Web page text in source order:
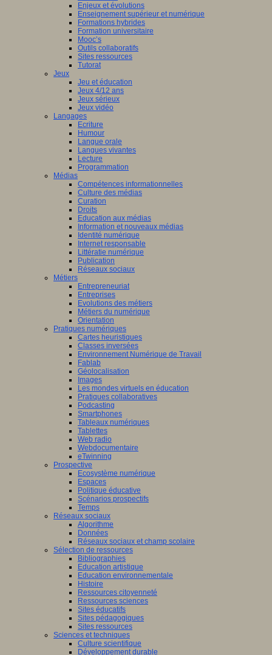
Enjeux et évolutions
Enseignement supérieur et numérique
Formations hybrides
Formation universitaire
Mooc’s
Outils collaboratifs
Sites ressources
Tutorat
Jeux
Jeu et éducation
Jeux 4/12 ans
Jeux sérieux
Jeux vidéo
Langages
Ecriture
Humour
Langue orale
Langues vivantes
Lecture
Programmation
Médias
Compétences informationnelles
Culture des médias
Curation
Droits
Education aux médias
Information et nouveaux médias
Identité numérique
Internet responsable
Littératie numérique
Publication
Réseaux sociaux
Métiers
Entrepreneuriat
Entreprises
Evolutions des métiers
Métiers du numérique
Orientation
Pratiques numériques
Cartes heuristiques
Classes inversées
Environnement Numérique de Travail
Fablab
Géolocalisation
Images
Les mondes virtuels en éducation
Pratiques collaboratives
Podcasting
Smartphones
Tableaux numériques
Tablettes
Web radio
Webdocumentaire
eTwinning
Prospective
Ecosystème numérique
Espaces
Politique éducative
Scénarios prospectifs
Temps
Réseaux sociaux
Algorithme
Données
Réseaux sociaux et champ scolaire
Sélection de ressources
Bibliographies
Education artistique
Education environnementale
Histoire
Ressources citoyenneté
Ressources sciences
Sites éducatifs
Sites pédagogiques
Sites ressources
Sciences et techniques
Culture scientifique
Développement durable